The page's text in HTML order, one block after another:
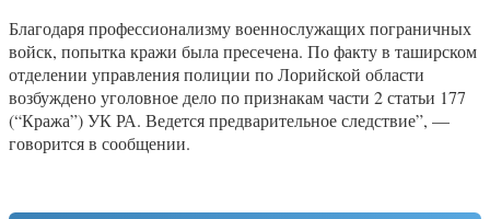
Благодаря профессионализму военнослужащих пограничных
войск, попытка кражи была пресечена. По факту в таширском
отделении управления полиции по Лорийской области
возбуждено уголовное дело по признакам части 2 статьи 177
(“Кража”) УК РА. Ведется предварительное следствие”, —
говорится в сообщении.